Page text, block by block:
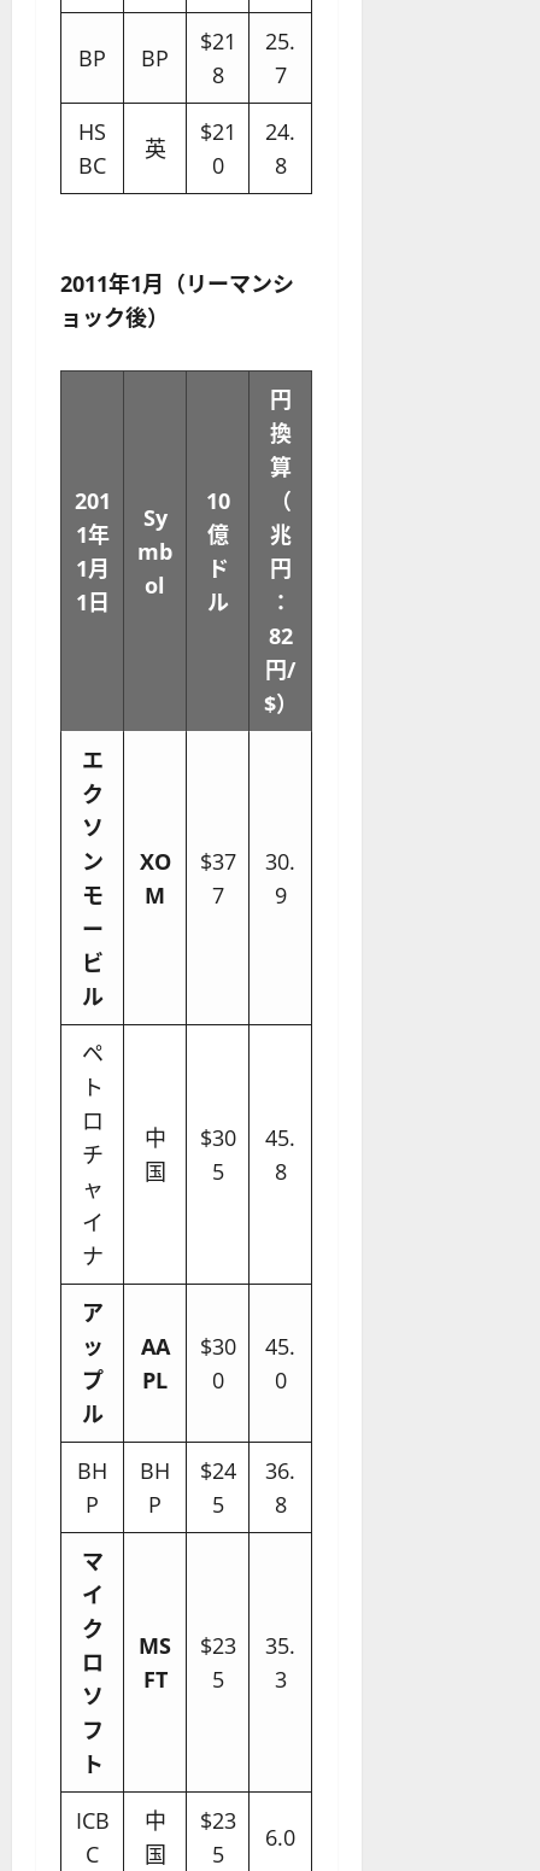
BP BP
$21
8
25.
7
HS
BC
英
$21
0
24.
8
2011年1月（リーマンシ
ョック後）
201
1年
1月
1日
Sy
mb
ol
10
億
ド
ル
円
換
算
（
兆
円
：
82
円/
$）
エ
ク
ソ
ン
モ
ー
ビ
ル
XO
M
$37
7
30.
9
ペ
ト
ロ
チ
ャ
イ
ナ
中
国
$30
5
45.
8
ア
ッ
プ
ル
AA
PL
$30
0
45.
0
BH
P
BH
P
$24
5
36.
8
マ
イ
ク
ロ
ソ
フ
ト
MS
FT
$23
5
35.
3
ICB
C
中
国
$23
5
6.0